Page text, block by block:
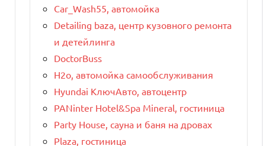
Car_Wash55, автомойка
Detailing baza, центр кузовного ремонта
и детейлинга
DoctorBuss
H2o, автомойка самообслуживания
Hyundai КлючАвто, автоцентр
PANinter Hotel&Spa Mineral, гостиница
Party House, сауна и баня на дровах
Plaza, гостиница